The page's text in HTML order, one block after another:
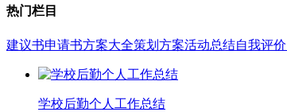
热门栏目
建议书申请书方案大全策划方案活动总结自我评价
学校后勤个人工作总结